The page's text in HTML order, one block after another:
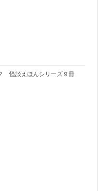
怪談えほんシリーズ９冊